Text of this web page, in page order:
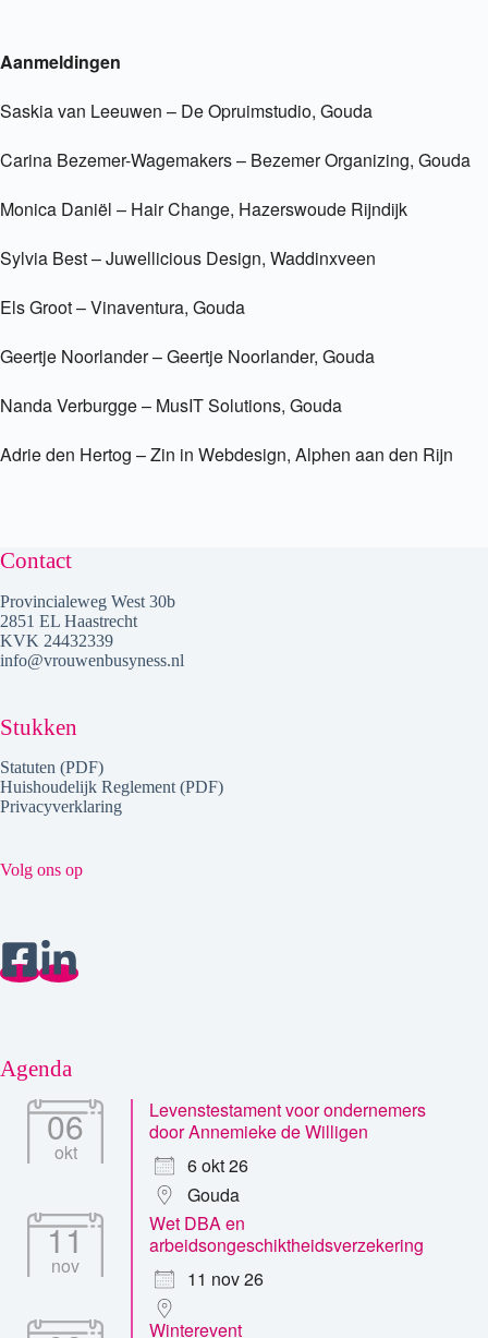
Aanmeldingen
Saskia van Leeuwen – De Opruimstudio, Gouda
Carina Bezemer-Wagemakers – Bezemer Organizing, Gouda
Monica Daniël – Hair Change, Hazerswoude Rijndijk
Sylvia Best – Juwellicious Design, Waddinxveen
Els Groot – Vinaventura, Gouda
Geertje Noorlander – Geertje Noorlander, Gouda
Nanda Verburgge – MusIT Solutions, Gouda
Adrie den Hertog – Zin in Webdesign, Alphen aan den Rijn
Contact
Provincialeweg West 30b
2851 EL Haastrecht
KVK 24432339
info@vrouwenbusyness.nl
Stukken
Statuten (PDF)
Huishoudelijk Reglement (PDF)
Privacyverklaring
Volg ons op
Agenda
06
okt
Levenstestament voor ondernemers
door Annemieke de Willigen
6 okt 26
Gouda
11
nov
Wet DBA en
arbeidsongeschiktheidsverzekering
11 nov 26
Winterevent